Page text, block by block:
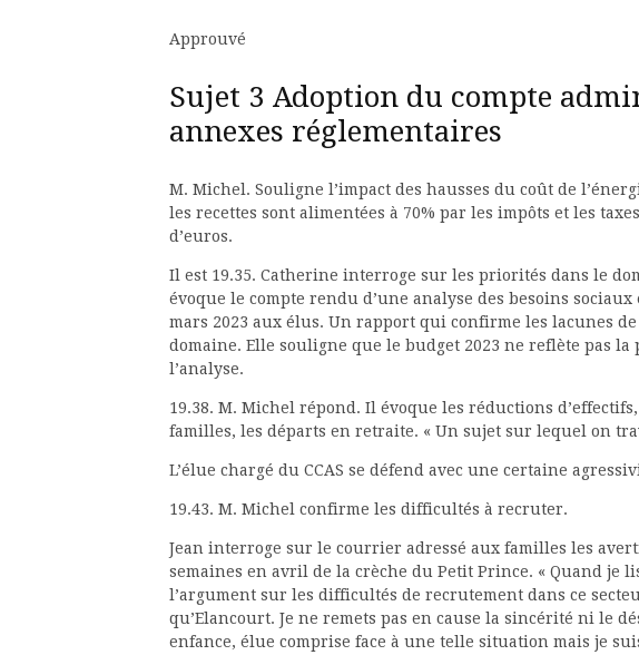
Approuvé
Sujet 3 Adoption du compte
annexes réglementaires
M. Michel. Souligne l’impact des hausses du coût de
les recettes sont alimentées à 70% par les impôts et les
d’euros.
Il est 19.35. Catherine interroge sur les priorités dans le
évoque le compte rendu d’une analyse des besoins
mars 2023 aux élus. Un rapport qui confirme les lacunes
domaine. Elle souligne que le budget 2023 ne reflète pas la
l’analyse.
19.38. M. Michel répond. Il évoque les réductions
familles, les départs en retraite. « Un sujet sur lequel on
L’élue chargé du CCAS se défend avec une certaine
19.43. M. Michel confirme les difficultés à recruter.
Jean interroge sur le courrier adressé aux familles les
semaines en avril de la crèche du Petit Prince. « Quand je
l’argument sur les difficultés de recrutement dans ce
qu’Elancourt. Je ne remets pas en cause la sincérité ni le
enfance, élue comprise face à une telle situation mais je